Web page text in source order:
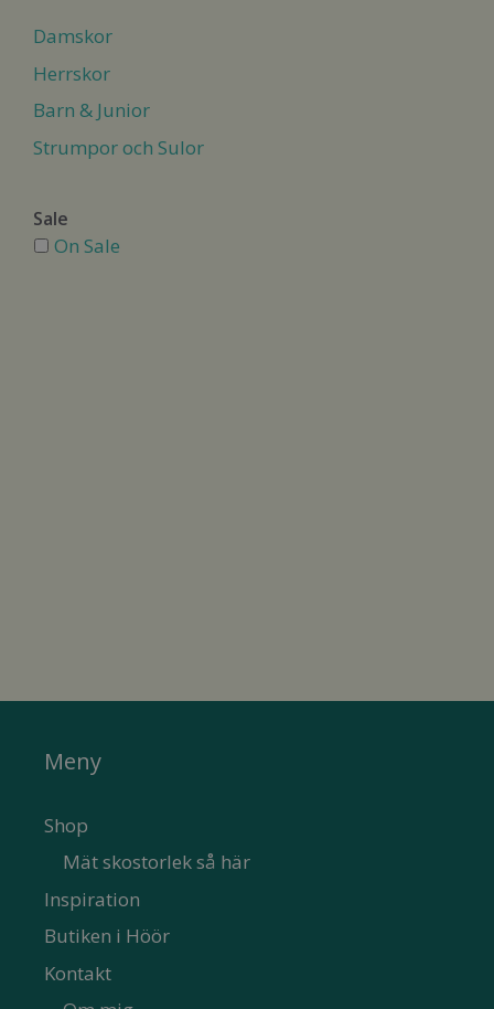
Damskor
Herrskor
Barn & Junior
Strumpor och Sulor
Sale
On Sale
Meny
Shop
Mät skostorlek så här
Inspiration
Butiken i Höör
Kontakt